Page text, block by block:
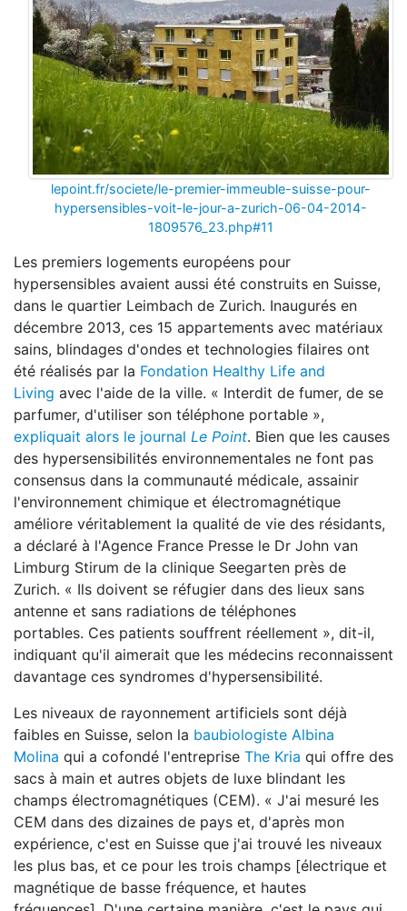
lepoint.fr/societe/le-premier-immeuble-suisse-pour-
hypersensibles-voit-le-jour-a-zurich-06-04-2014-
1809576_23.php#11
Les premiers logements européens pour
hypersensibles avaient aussi été construits en Suisse,
dans le quartier Leimbach de Zurich. Inaugurés en
décembre 2013, ces 15 appartements avec matériaux
sains, blindages d'ondes et technologies filaires ont
été réalisés par la Fondation Healthy Life and
Living avec l'aide de la ville. « Interdit de fumer, de se
parfumer, d'utiliser son téléphone portable »,
expliquait alors le journal Le Point. Bien que les causes
des hypersensibilités environnementales ne font pas
consensus dans la communauté médicale, assainir
l'environnement chimique et électromagnétique
améliore véritablement la qualité de vie des résidants,
a déclaré à l'Agence France Presse le Dr John van
Limburg Stirum de la clinique Seegarten près de
Zurich. « Ils doivent se réfugier dans des lieux sans
antenne et sans radiations de téléphones
portables. Ces patients souffrent réellement », dit-il,
indiquant qu'il aimerait que les médecins reconnaissent
davantage ces syndromes d'hypersensibilité.
Les niveaux de rayonnement artificiels sont déjà
faibles en Suisse, selon la baubiologiste Albina
Molina qui a cofondé l'entreprise The Kria qui offre des
sacs à main et autres objets de luxe blindant les
champs électromagnétiques (CEM). « J'ai mesuré les
CEM dans des dizaines de pays et, d'après mon
expérience, c'est en Suisse que j'ai trouvé les niveaux
les plus bas, et ce pour les trois champs [électrique et
magnétique de basse fréquence, et hautes